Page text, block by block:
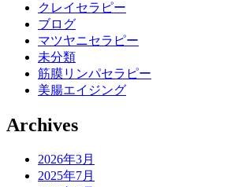
クレイセラピー
ブログ
マツヤニセラピー
未分類
筋膜リンパセラピー
美腸エイジング
Archives
2026年3月
2025年7月